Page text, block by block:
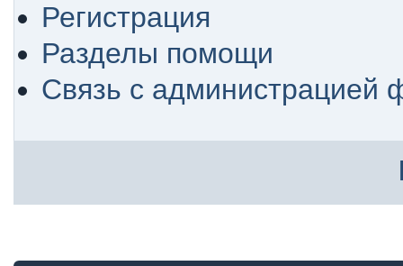
Регистрация
Разделы помощи
Связь с администрацией